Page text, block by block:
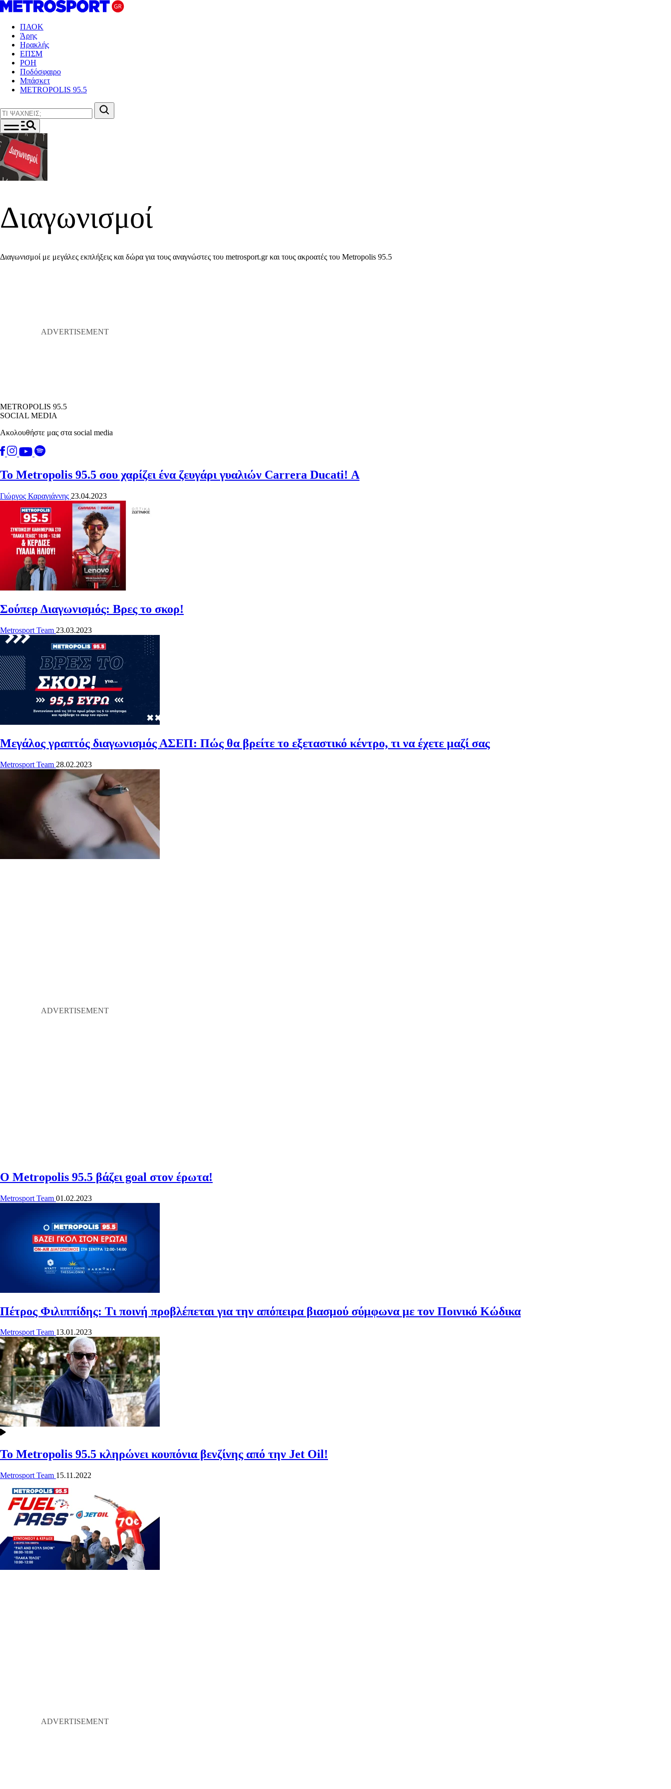
ΠΑΟΚ
Άρης
Ηρακλής
ΕΠΣΜ
ΡΟΗ
Ποδόσφαιρο
Μπάσκετ
METROPOLIS 95.5
Διαγωνισμοί
Διαγωνισμοί με μεγάλες εκπλήξεις και δώρα για τους αναγνώστες του metrosport.gr και τους ακροατές του Metropolis 95.5
METROPOLIS 95.5
SOCIAL MEDIA
Ακολουθήστε μας στα social media
Το Metropolis 95.5 σου χαρίζει ένα ζευγάρι γυαλιών Carrera Ducati! Α
Γιώργος Καραγιάννης 23.04.2023
Σούπερ Διαγωνισμός: Βρες το σκορ!
Metrosport Team 23.03.2023
Μεγάλος γραπτός διαγωνισμός ΑΣΕΠ: Πώς θα βρείτε το εξεταστικό κέντρο, τι να έχετε μαζί σας
Metrosport Team 28.02.2023
Ο Metropolis 95.5 βάζει goal στον έρωτα!
Metrosport Team 01.02.2023
Πέτρος Φιλιππίδης: Τι ποινή προβλέπεται για την απόπειρα βιασμού σύμφωνα με τον Ποινικό Κώδικα
Metrosport Team 13.01.2023
Το Metropolis 95.5 κληρώνει κουπόνια βενζίνης από την Jet Oil!
Metrosport Team 15.11.2022